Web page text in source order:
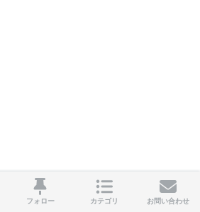
フォロー カテゴリ お問い合わせ